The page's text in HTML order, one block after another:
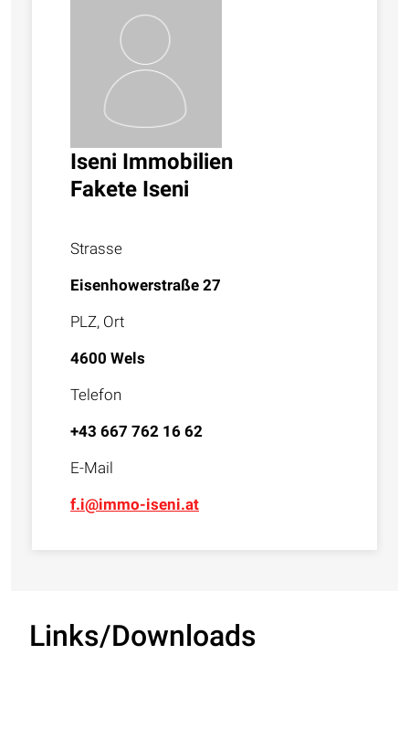
Iseni Immobilien
Fakete Iseni
Strasse
Eisenhowerstraße 27
PLZ, Ort
4600 Wels
Telefon
+43 667 762 16 62
E-Mail
f.i@immo-iseni.at
Links/Downloads